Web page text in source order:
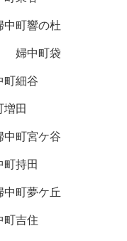
中町響の杜
婦中町袋
町細谷
増田
中町宮ケ谷
町持田
中町夢ケ丘
町吉住